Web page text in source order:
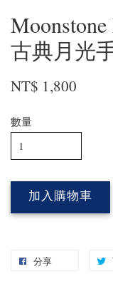
Moonstone
古典月光
NT$ 1,800
數量
加入購物車
分享